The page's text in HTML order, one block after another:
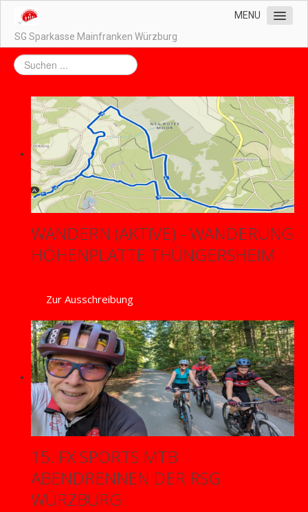
SG Sparkasse Mainfranken Würzburg
MENU
Home
Unsere Abteilungen
Impressum / Datenschutz
Kontakt
Downloads
WANDERN (AKTIVE) - WANDERUNG
HÖHENPLATTE THÜNGERSHEIM
Zur Ausschreibung
15. FX SPORTS MTB
ABENDRENNEN DER RSG
WÜRZBURG